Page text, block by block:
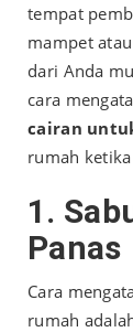
tempat
mampet
dari Anda
cara
cairan
rumah
1.
Panas
Cara
rumah